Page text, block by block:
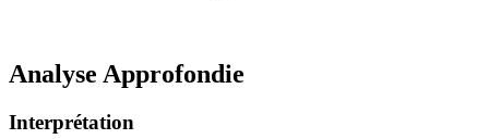
Analyse Approfondie
Interprétation